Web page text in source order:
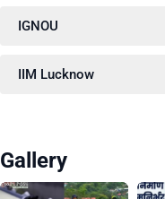
IGNOU
IIM Lucknow
Gallery